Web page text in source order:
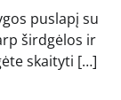
puslapį su
širdgėlos ir
skaityti […]